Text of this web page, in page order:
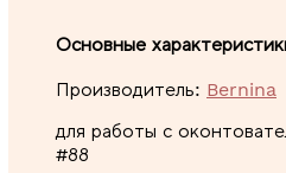
Основные
Производитель: Bernina
для работы с
#88